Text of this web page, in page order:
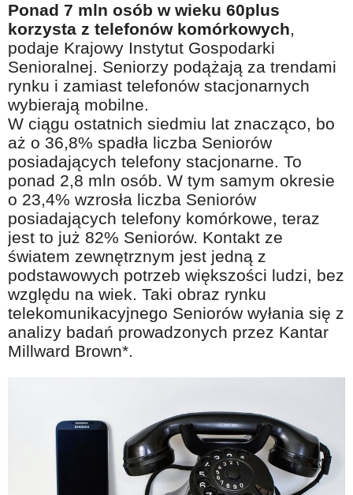
Podróże i wypoczynek
Taniej, okazyjnie, specjalnie dla 60plus
Na wesoło
Hobby i pasje
Żyj aktywnie
60plus - najcenniejsi klienci
Dobra opieka
Warto naśladować
Coś dla ducha
Smacznie i zdrowo
O finansach i społeczeństwie - edukacja nie tylko dla 60plus
Ciekawe książki
Stop samotności
Ponad 7 mln osób w wieku 60plus
korzysta z telefonów komórkowych,
podaje Krajowy Instytut Gospodarki
Senioralnej. Seniorzy podążają za trendami
rynku i zamiast telefonów stacjonarnych
wybierają mobilne.
W ciągu ostatnich siedmiu lat znacząco, bo
aż o 36,8% spadła liczba Seniorów
posiadających telefony stacjonarne. To
ponad 2,8 mln osób. W tym samym okresie
o 23,4% wzrosła liczba Seniorów
posiadających telefony komórkowe, teraz
jest to już 82% Seniorów. Kontakt ze
światem zewnętrznym jest jedną z
podstawowych potrzeb większości ludzi, bez
względu na wiek. Taki obraz rynku
telekomunikacyjnego Seniorów wyłania się z
analizy badań prowadzonych przez Kantar
Millward Brown*.